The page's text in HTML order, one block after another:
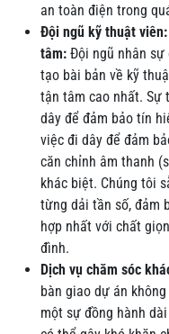
an toàn điện trong
Đội ngũ kỹ thuật
tâm: Đội ngũ nhân sự
tạo bài bản về kỹ
tận tâm cao nhất.
dây để đảm bảo tín
việc đi dây để đảm
căn chỉnh âm thanh
khác biệt. Chúng tôi
từng dải tần số, đảm
hợp nhất với chất
đình.
Dịch vụ chăm sóc
bàn giao dự án
một sự đồng hành